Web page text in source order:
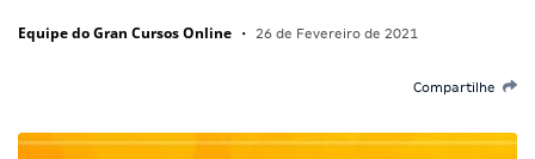
Equipe do Gran Cursos Online • 26 de Fevereiro de 2021
Compartilhe